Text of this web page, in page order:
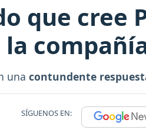
que cree
una contundente
SÍGUENOS EN: